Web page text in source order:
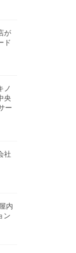
が
ド
ノ
央
ー
社
内
ン